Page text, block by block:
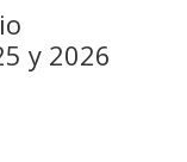
y 2026